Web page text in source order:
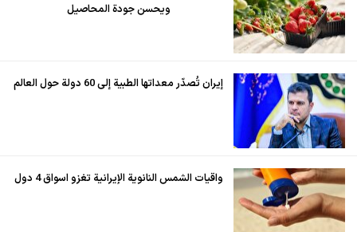
ويحسن جودة المحاصيل
إيران تُصدّر معداتها الطبية إلى 60 دولة حول العالم
واقيات الشمس النانوية الإيرانية تغزو اسواق 4 دول